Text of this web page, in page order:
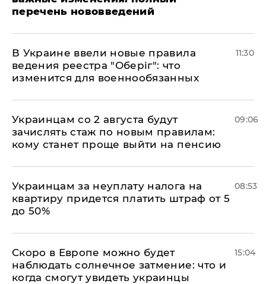
перечень нововведений
В Украине ввели новые правила
ведения реестра "Оберіг": что
изменится для военнообязанных
11:30
Украинцам со 2 августа будут
зачислять стаж по новым правилам:
кому станет проще выйти на пенсию
09:06
Украинцам за неуплату налога на
квартиру придется платить штраф от 5
до 50%
08:53
Скоро в Европе можно будет
наблюдать солнечное затмение: что и
когда смогут увидеть украинцы
15:04